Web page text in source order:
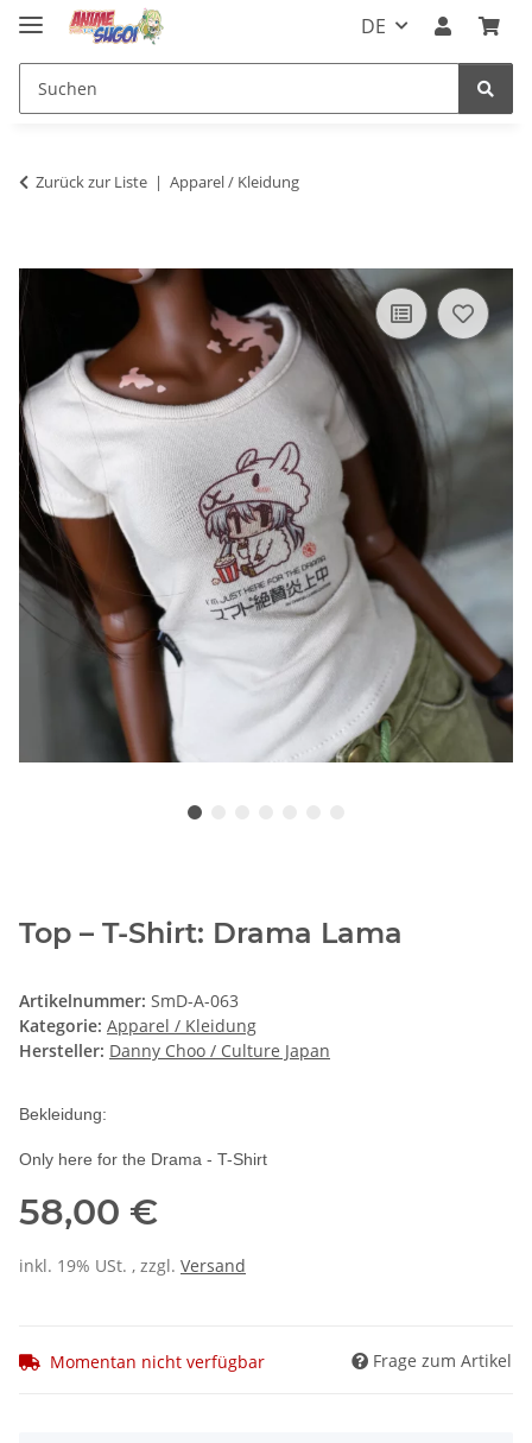
DE
Zurück zur Liste Apparel / Kleidung
Top – T-Shirt: Drama Lama
Artikelnummer: SmD-A-063
Kategorie: Apparel / Kleidung
Hersteller: Danny Choo / Culture Japan
Bekleidung:
Only here for the Drama - T-Shirt
58,00 €
inkl. 19% USt. , zzgl. Versand
Momentan nicht verfügbar Frage zum Artikel